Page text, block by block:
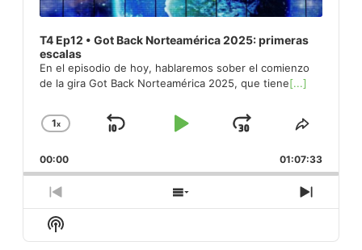
T4 Ep12 • Got Back Norteamérica 2025: primeras
escalas
En el episodio de hoy, hablaremos sober el comienzo
de la gira Got Back Norteamérica 2025, que tiene[...]
Change
Rate
1x
Skip
Play
Jump
Forward
Share
00:00 01:07:33
Previous
Episode
Show
Episodes
Next
Show
Podcast